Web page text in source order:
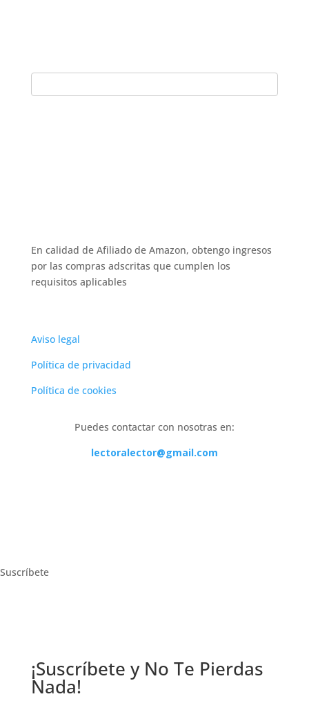
En calidad de Afiliado de Amazon, obtengo ingresos
por las compras adscritas que cumplen los
requisitos aplicables
Aviso legal
Política de privacidad
Política de cookies
Puedes contactar con nosotras en:
lectoralector@gmail.com
Suscríbete
¡Suscríbete y No Te Pierdas
Nada!